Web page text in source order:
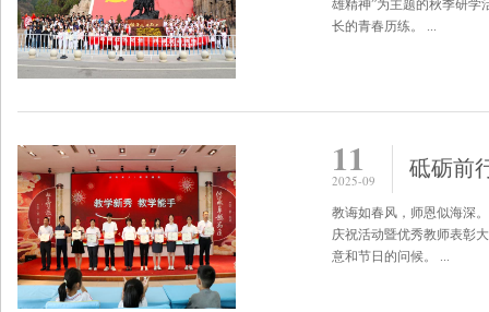
雄精神”为主题的秋季研学
长的青春历练。 ...
11
2025-09
教诲如春风，师恩似海深
庆祝活动暨优秀教师表彰
意和节日的问候。 ...